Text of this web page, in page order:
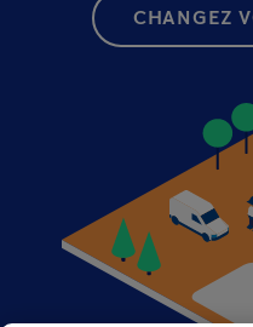
CHANGEZ